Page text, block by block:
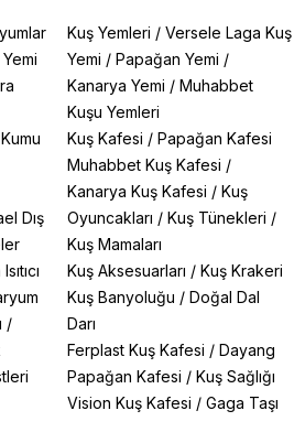
Nem şelaleleri ve yağmur
Sürüngen Dekorları
Alanları
(S/M/L/XL)– Gerçekçi taş
Cave – Hindistan cevizi kabuğu
Yumurtası Yuva– Fantastik
Orta/Büyük)– Su dolaşımı
Yüzeyli Şelale
Yuvası (T-Rex/Timsah/İnsan)
Dış
/
Kuş Yemleri / Versele Laga Kuş
Yemi / Papağan Yemi /
Kanarya Yemi / Muhabbet
Kuşu Yemleri
Kuş Kafesi / Papağan Kafesi
Muhabbet Kuş Kafesi /
Kanarya Kuş Kafesi / Kuş
Oyuncakları / Kuş Tünekleri /
Kuş Mamaları
Kuş Aksesuarları / Kuş Krakeri
Kuş Banyoluğu / Doğal Dal
Darı
Ferplast Kuş Kafesi / Dayang
Papağan Kafesi / Kuş Sağlığı
Vision Kuş Kafesi / Gaga Taşı